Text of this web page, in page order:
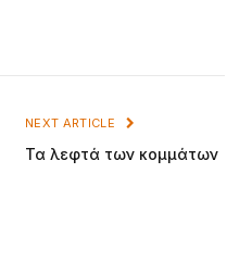
NEXT ARTICLE
Τα λεφτά των κομμάτων